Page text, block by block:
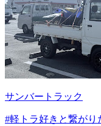
サンバートラック
#軽トラ好きと繋がり